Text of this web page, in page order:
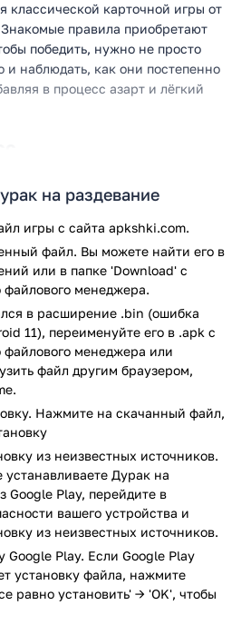
классической карточной игры от
правила приобретают
победить, нужно не просто
и наблюдать, как они постепенно
в процесс азарт и лёгкий
карты мастью или старшей
избавиться от своей колоды.
здесь оборачивается не
но и весёлой анимацией, где с неё
Динамика остаётся бодрой, а
свете: привычный «Дурак» с
дополнением.
каждая соперница — с
и стилем.
приятный саундтрек и
решения создают
настроение.
новые персонажи и костюмы
прохождения.
— лёгкая, игривая карточная
флирта. Это не про тактику и
отдых, улыбку и немного азарта.
на раздевание
игры с сайта apkshki.com.
файл. Вы можете найти его в
или в папке 'Download' с
менеджера.
в расширение .bin (ошибка
11), переименуйте его в .apk с
менеджера или
файл другим браузером,
Нажмите на скачанный файл,
из неизвестных источников.
Дурак на
Google Play, перейдите в
вашего устройства и
из неизвестных источников.
Google Play. Если Google Play
установку файла, нажмите
равно установить' → 'OK', чтобы